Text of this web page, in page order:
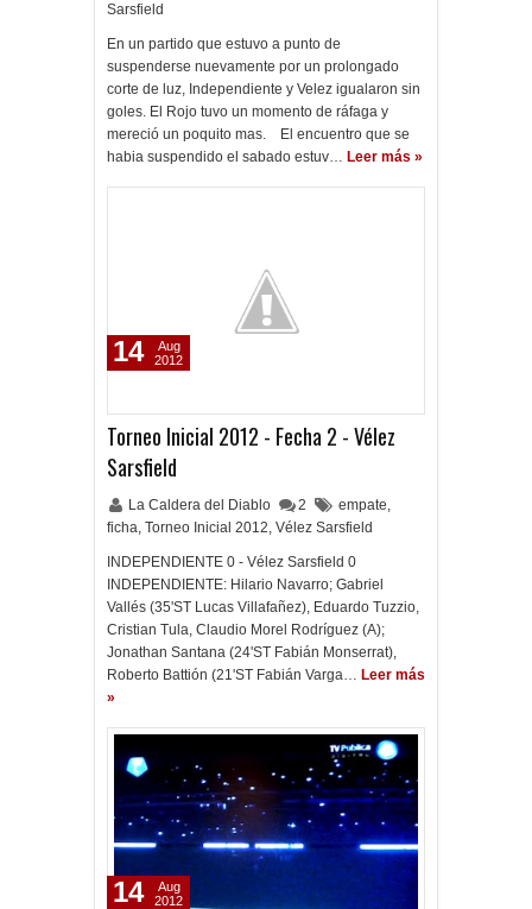
Sarsfield
En un partido que estuvo a punto de
suspenderse nuevamente por un prolongado
corte de luz, Independiente y Velez igualaron sin
goles. El Rojo tuvo un momento de ráfaga y
mereció un poquito mas. El encuentro que se
habia suspendido el sabado estuv… Leer más »
Torneo Inicial 2012 - Fecha 2 - Vélez
Sarsfield
La Caldera del Diablo 2 empate,
ficha, Torneo Inicial 2012, Vélez Sarsfield
INDEPENDIENTE 0 - Vélez Sarsfield 0
INDEPENDIENTE: Hilario Navarro; Gabriel
Vallés (35'ST Lucas Villafañez), Eduardo Tuzzio,
Cristian Tula, Claudio Morel Rodríguez (A);
Jonathan Santana (24'ST Fabián Monserrat),
Roberto Battión (21'ST Fabián Varga… Leer más
»
14
Aug
2012
14
Aug
2012